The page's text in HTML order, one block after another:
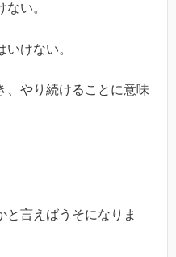
い。
けない。
、やり続けることに意味
と言えばうそになりま